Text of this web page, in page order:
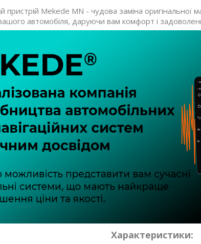
Mekede MN - чудова заміна оригінальної
автомобіля, даруючи вам комфорт і
Характеристики: